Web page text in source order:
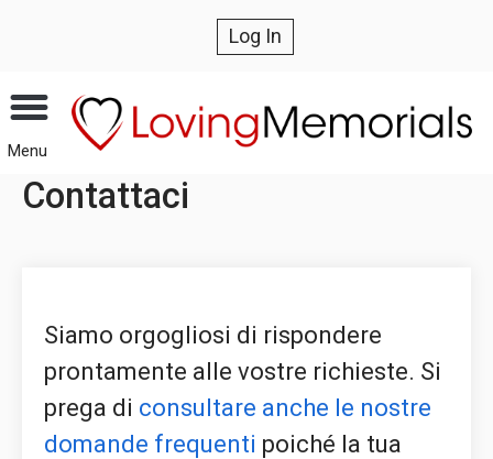
Log In
Menu
Contattaci
Siamo orgogliosi di rispondere
prontamente alle vostre richieste. Si
prega di consultare anche le nostre
domande frequenti poiché la tua